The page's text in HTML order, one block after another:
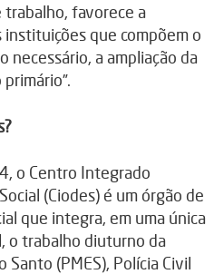
favorece a
que compõem o
necessário, a ampliação da
o Centro Integrado
(Ciodes) é um órgão de
que integra, em uma única
o trabalho diuturno da
(PMES), Polícia Civil